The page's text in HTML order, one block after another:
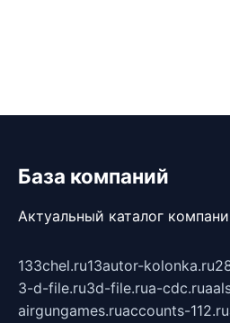
База компаний
Актуальный каталог
133chel.ru13autor-kolonka.ru
3-d-file.ru3d-file.rua-cdc.ru
airgungames.ruaccounts-112.ru